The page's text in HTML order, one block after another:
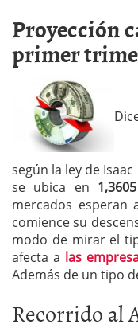
Proyección
primer
según la ley de
se ubica en
mercados esperan
comience su
modo de mirar el
afecta a las
Además de un tipo
Recorrido al